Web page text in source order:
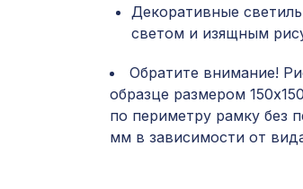
Декоративные
светом и изящным
Обратите внимание!
образце размером
по периметру рамку без
мм в зависимости от